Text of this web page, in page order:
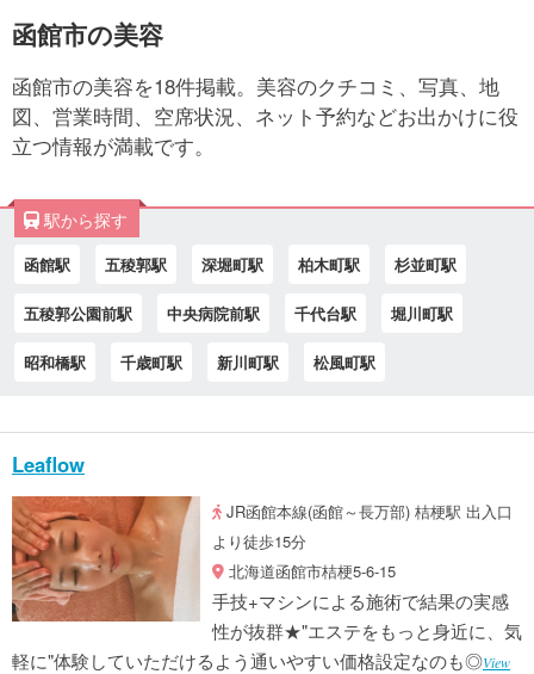
函館市の美容
函館市の美容を18件掲載。美容のクチコミ、写真、地
図、営業時間、空席状況、ネット予約などお出かけに役
立つ情報が満載です。
駅から探す
函館駅 五稜郭駅 深堀町駅 柏木町駅 杉並町駅
五稜郭公園前駅 中央病院前駅 千代台駅 堀川町駅
昭和橋駅 千歳町駅 新川町駅 松風町駅
Leaflow
JR函館本線(函館～長万部) 桔梗駅 出入口
より徒歩15分
北海道函館市桔梗5-6-15
手技+マシンによる施術で結果の実感
性が抜群★"エステをもっと身近に、気
軽に"体験していただけるよう通いやすい価格設定なのも◎View